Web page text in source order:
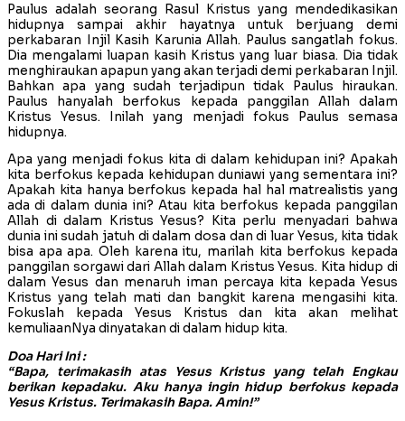
Paulus adalah seorang Rasul Kristus yang mendedikasikan
hidupnya sampai akhir hayatnya untuk berjuang demi
perkabaran Injil Kasih Karunia Allah. Paulus sangatlah fokus.
Dia mengalami luapan kasih Kristus yang luar biasa. Dia tidak
menghiraukan apapun yang akan terjadi demi perkabaran Injil.
Bahkan apa yang sudah terjadipun tidak Paulus hiraukan.
Paulus hanyalah berfokus kepada panggilan Allah dalam
Kristus Yesus. Inilah yang menjadi fokus Paulus semasa
hidupnya.
Apa yang menjadi fokus kita di dalam kehidupan ini? Apakah
kita berfokus kepada kehidupan duniawi yang sementara ini?
Apakah kita hanya berfokus kepada hal hal matrealistis yang
ada di dalam dunia ini? Atau kita berfokus kepada panggilan
Allah di dalam Kristus Yesus? Kita perlu menyadari bahwa
dunia ini sudah jatuh di dalam dosa dan di luar Yesus, kita tidak
bisa apa apa. Oleh karena itu, marilah kita berfokus kepada
panggilan sorgawi dari Allah dalam Kristus Yesus. Kita hidup di
dalam Yesus dan menaruh iman percaya kita kepada Yesus
Kristus yang telah mati dan bangkit karena mengasihi kita.
Fokuslah kepada Yesus Kristus dan kita akan melihat
kemuliaanNya dinyatakan di dalam hidup kita.
Doa Hari Ini :
“Bapa, terimakasih atas Yesus Kristus yang telah Engkau
berikan kepadaku. Aku hanya ingin hidup berfokus kepada
Yesus Kristus. Terimakasih Bapa. Amin!”